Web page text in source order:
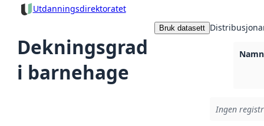
Utdanningsdirektoratet
Dekningsgrad
i barnehage
Bruk datasett
Ingen